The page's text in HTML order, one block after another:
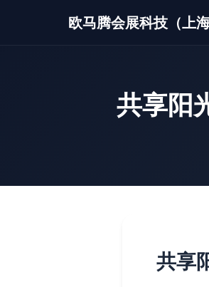
欧马腾会展科技（上
共享阳
共享